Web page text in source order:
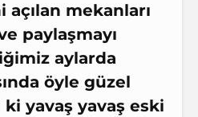
açılan mekanları
paylaşmayı
aylarda
öyle güzel
ki yavaş yavaş eski